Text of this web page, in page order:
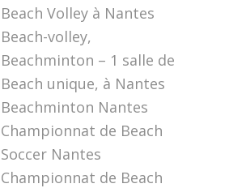
Beach Volley à Nantes
Beach-volley,
Beachminton – 1 salle de
Beach unique, à Nantes
Beachminton Nantes
Championnat de Beach
Soccer Nantes
Championnat de Beach